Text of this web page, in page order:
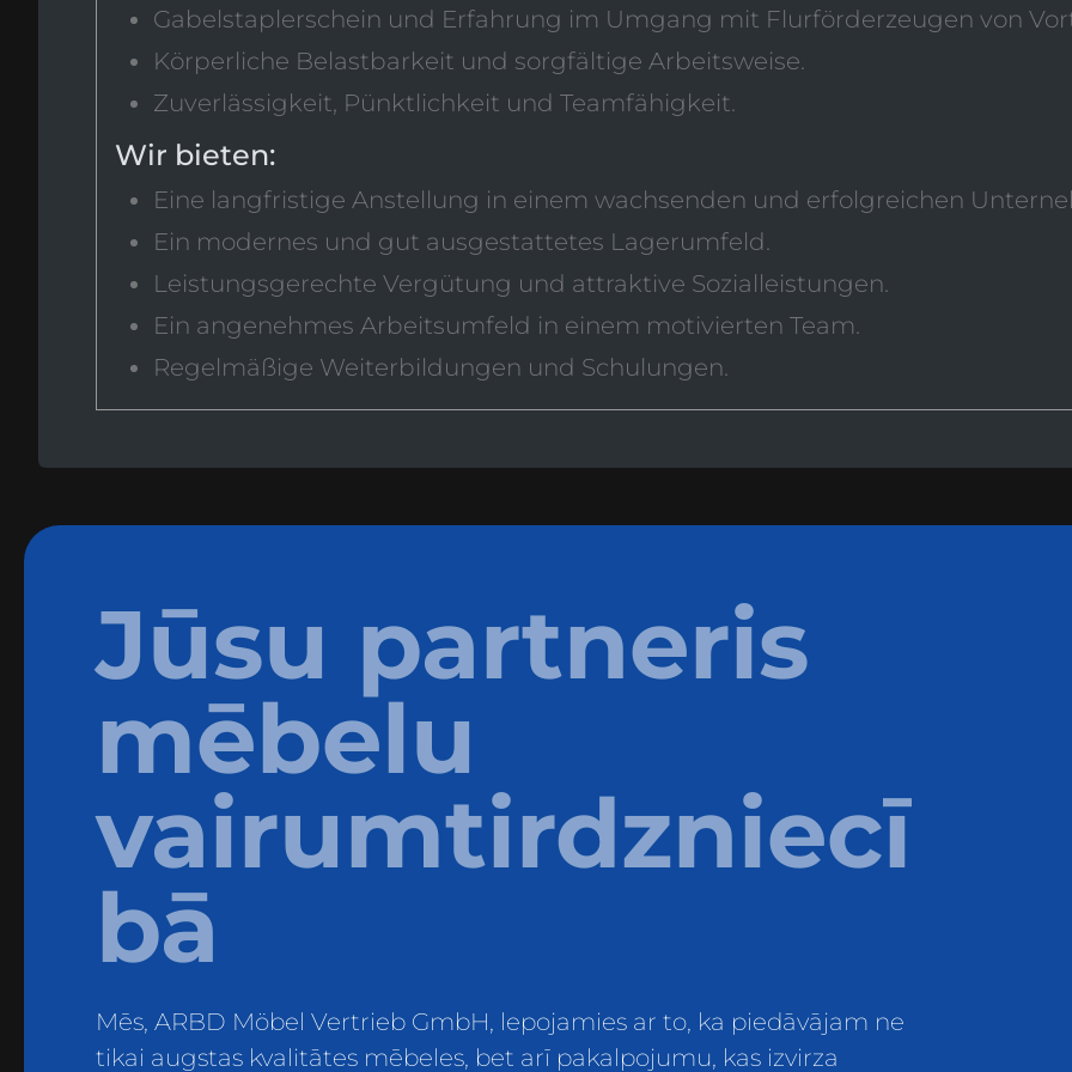
Gabelstaplerschein und Erfahrung im Umgang mit Flurförderzeugen von
Körperliche Belastbarkeit und sorgfältige Arbeitsweise.
Zuverlässigkeit, Pünktlichkeit und Teamfähigkeit.
Wir bieten:
Eine langfristige Anstellung in einem wachsenden und erfolgreichen
Ein modernes und gut ausgestattetes Lagerumfeld.
Leistungsgerechte Vergütung und attraktive Sozialleistungen.
Ein angenehmes Arbeitsumfeld in einem motivierten Team.
Regelmäßige Weiterbildungen und Schulungen.
Jūsu partneris
mēbelu
vairumtirdzniecī
bā
Mēs, ARBD Möbel Vertrieb GmbH, lepojamies ar to, ka piedāvājam ne
tikai augstas kvalitātes mēbeles, bet arī pakalpojumu, kas izvirza